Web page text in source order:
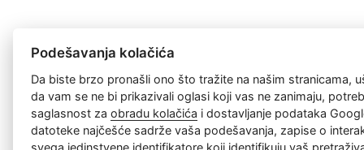
Podešavanja kolačića
Da biste brzo pronašli ono što tražite na našim stranicama,
da vam se ne bi prikazivali oglasi koji vas ne zanimaju,
saglasnost zaobradu kolačića i dostavljanje podataka
datoteke najčešće sadrže vaša podešavanja, zapise o
svega jedinstvene identifikatore koji identifikuju vaš